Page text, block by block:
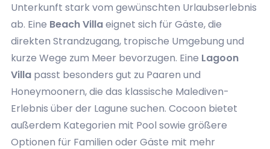
Unterkunft stark vom gewünschten Urlaubserlebnis
ab. Eine Beach Villaeignet sich für Gäste, die
direkten Strandzugang, tropische Umgebung und
kurze Wege zum Meer bevorzugen. Eine Lagoon
Villapasst besonders gut zu Paaren und
Honeymoonern, die das klassische Malediven-
Erlebnis über der Lagune suchen. Cocoon bietet
außerdem Kategorien mit Pool sowie größere
Optionen für Familien oder Gäste mit mehr